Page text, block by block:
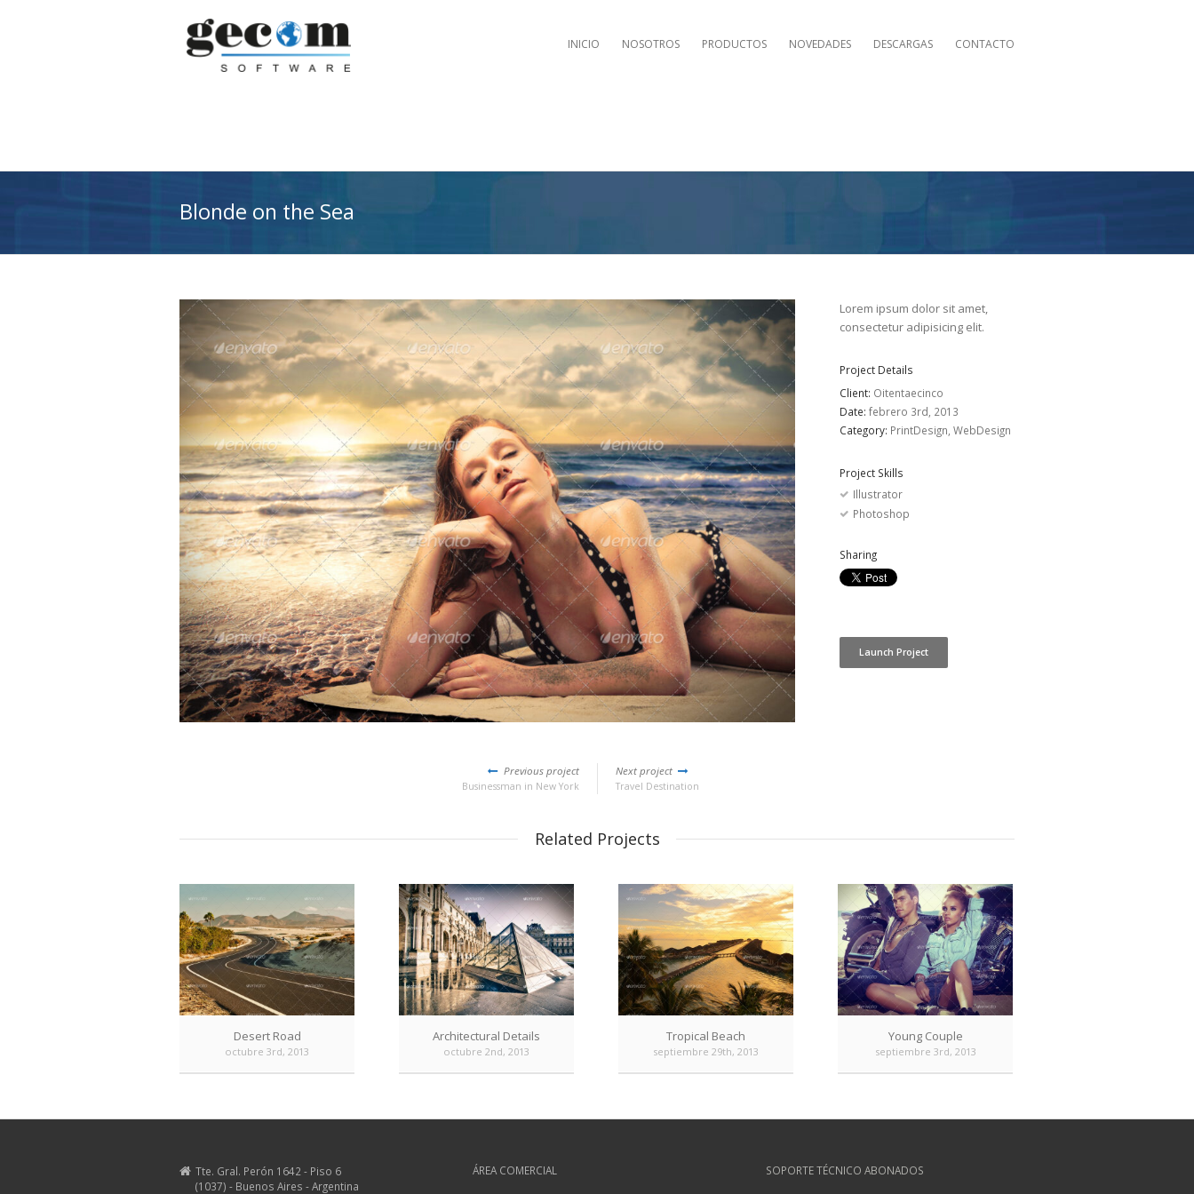
INICIO NOSOTROS PRODUCTOS NOVEDADES DESCARGAS CONTACTO
Blonde on the Sea
Lorem ipsum dolor sit amet,
consectetur adipisicing elit.
Project Details
Client: Oitentaecinco
Date: febrero 3rd, 2013
Category: PrintDesign, WebDesign
Project Skills
Illustrator
Photoshop
Sharing
Launch Project
Previous project
Businessman in New York
Next project
Travel Destination
Related Projects
Desert Road
octubre 3rd, 2013
Architectural Details
octubre 2nd, 2013
Tropical Beach
septiembre 29th, 2013
Young Couple
septiembre 3rd, 2013
Tte. Gral. Perón 1642 - Piso 6
(1037) - Buenos Aires - Argentina
ÁREA COMERCIAL
SOPORTE TÉCNICO ABONADOS